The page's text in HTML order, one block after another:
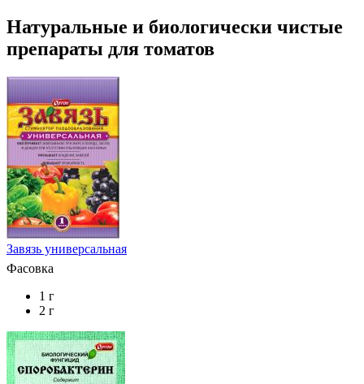
Натуральные и биологически чистые
препараты для томатов
Завязь универсальная
Фасовка
1 г
2 г